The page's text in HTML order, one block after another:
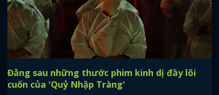
Đằng sau những thước phim kinh dị đầy lôi
cuốn của 'Quỷ Nhập Tràng'